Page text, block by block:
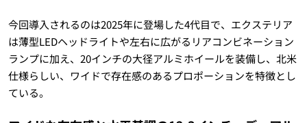
今回導入されるのは2025年に登場した4代目で、エクステリア
は薄型LEDヘッドライトや左右に広がるリアコンビネーション
ランプに加え、20インチの大径アルミホイールを装備し、北米
仕様らしい、ワイドで存在感のあるプロポーションを特徴とし
ている。